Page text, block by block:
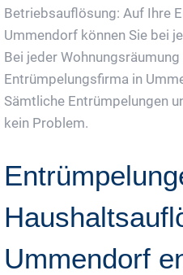
Betriebsauflösung: Auf Ihre
Ummendorf können Sie bei
Bei jeder
Entrümpelungsfirma in
Sämtliche Entrümpelungen
kein Problem.
Ummendorf